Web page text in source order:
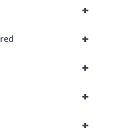
+
+
+
+
+